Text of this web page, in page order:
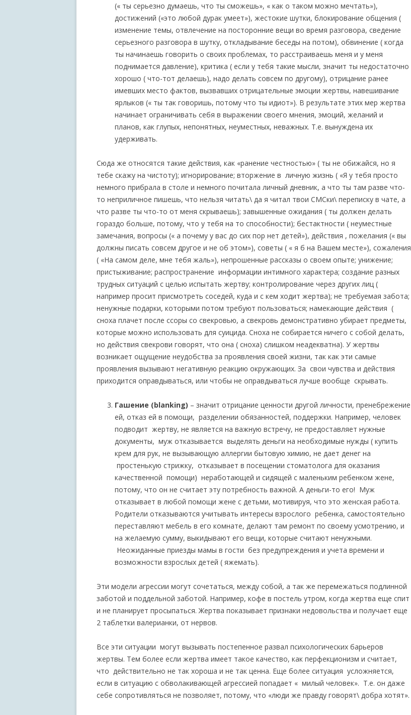
(« ты серьезно думаешь, что ты сможешь», « как о таком можно мечтать»),
достижений («это любой дурак умеет»), жестокие шутки, блокирование общения (
изменение темы, отвлечение на посторонние вещи во время разговора, сведение
серьезного разговора в шутку, откладывание беседы на потом), обвинение ( когда
ты начинаешь говорить о своих проблемах, то расстраиваешь меня и у меня
поднимается давление), критика ( если у тебя такие мысли, значит ты недостаточно
хорошо ( что-тот делаешь), надо делать совсем по другому), отрицание ранее
имевших место фактов, вызвавших отрицательные эмоции жертвы, навешивание
ярлыков (« ты так говоришь, потому что ты идиот»). В результате этих мер жертва
начинает ограничивать себя в выражении своего мнения, эмоций, желаний и
планов, как глупых, непонятных, неуместных, неважных. Т.е. вынуждена их
удерживать.
Сюда же относятся такие действия, как «ранение честностью» ( ты не обижайся, но я
тебе скажу на чистоту); игнорирование; вторжение в личную жизнь ( «Я у тебя просто
немного прибрала в столе и немного почитала личный дневник, а что ты там разве что-
то неприличное пишешь, что нельзя читать\ да я читал твои СМСки\ переписку в чате, а
что разве ты что-то от меня скрываешь); завышенные ожидания ( ты должен делать
гораздо больше, потому, что у тебя на то способности); бестактности ( неуместные
замечания, вопросы (« а почему у вас до сих пор нет детей»), действия , пожелания (« вы
должны писать совсем другое и не об этом»), советы ( « я б на Вашем месте»), сожаления
( «На самом деле, мне тебя жаль»), непрошенные рассказы о своем опыте; унижение;
пристыживание; распространение информации интимного характера; создание разных
трудных ситуаций с целью испытать жертву; контролирование через других лиц (
например просит присмотреть соседей, куда и с кем ходит жертва); не требуемая забота;
ненужные подарки, которыми потом требуют пользоваться; намекающие действия (
сноха плачет после ссоры со свекровью, а свекровь демонстративно убирает предметы,
которые можно использовать для суицида. Сноха не собирается ничего с собой делать,
но действия свекрови говорят, что она ( сноха) слишком неадекватна). У жертвы
возникает ощущение неудобства за проявления своей жизни, так как эти самые
проявления вызывают негативную реакцию окружающих. За свои чувства и действия
приходится оправдываться, или чтобы не оправдываться лучше вообще скрывать.
Гашение (blanking) – значит отрицание ценности другой личности, пренебрежение
ей, отказ ей в помощи, разделении обязанностей, поддержки. Например, человек
подводит жертву, не является на важную встречу, не предоставляет нужные
документы, муж отказывается выделять деньги на необходимые нужды ( купить
крем для рук, не вызывающую аллергии бытовую химию, не дает денег на
простенькую стрижку, отказывает в посещении стоматолога для оказания
качественной помощи) неработающей и сидящей с маленьким ребенком жене,
потому, что он не считает эту потребность важной. А деньги-то его! Муж
отказывает в любой помощи жене с детьми, мотивируя, что это женская работа.
Родители отказываются учитывать интересы взрослого ребенка, самостоятельно
переставляют мебель в его комнате, делают там ремонт по своему усмотрению, и
на желаемую сумму, выкидывают его вещи, которые считают ненужными.
Неожиданные приезды мамы в гости без предупреждения и учета времени и
возможности взрослых детей ( яжемать).
Эти модели агрессии могут сочетаться, между собой, а так же перемежаться подлинной
заботой и поддельной заботой. Например, кофе в постель утром, когда жертва еще спит
и не планирует просыпаться. Жертва показывает признаки недовольства и получает еще
2 таблетки валерианки, от нервов.
Все эти ситуации могут вызывать постепенное развал психологических барьеров
жертвы. Тем более если жертва имеет такое качество, как перфекционизм и считает,
что действительно не так хороша и не так ценна. Еще более ситуация усложняется,
если в ситуацию с обволакивающей агрессией попадает « милый человек». Т.е. он даже
себе сопротивляться не позволяет, потому, что «люди же правду говорят\ добра хотят».